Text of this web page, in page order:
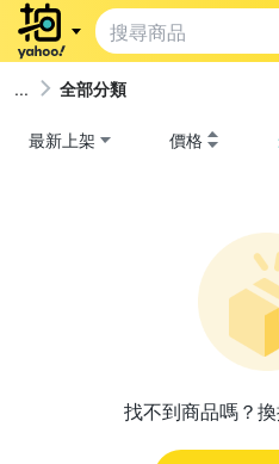
全部分類
最新上架 價格
找不到商品嗎？